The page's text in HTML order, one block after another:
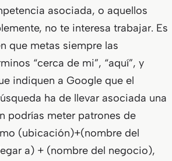
asociada, o aquellos
no te interesa trabajar. Es
que metas siempre las
“cerca de mi”, “aquí”, y
indiquen a Google que el
ha de llevar asociada una
podrías meter patrones de
(ubicación)+(nombre del
a) + (nombre del negocio),